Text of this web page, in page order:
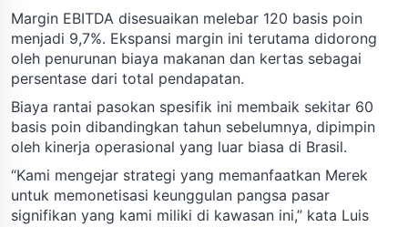
Margin EBITDA disesuaikan melebar 120 basis poin
menjadi 9,7%. Ekspansi margin ini terutama didorong
oleh penurunan biaya makanan dan kertas sebagai
persentase dari total pendapatan.
Biaya rantai pasokan spesifik ini membaik sekitar 60
basis poin dibandingkan tahun sebelumnya, dipimpin
oleh kinerja operasional yang luar biasa di Brasil.
“Kami mengejar strategi yang memanfaatkan Merek
untuk memonetisasi keunggulan pangsa pasar
signifikan yang kami miliki di kawasan ini,” kata Luis